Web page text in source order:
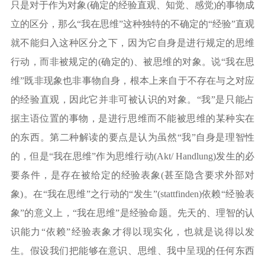
只是对于作为对象(确定的经验直观、知觉、感觉)的事物成
立的区分，那么“我在思维”这种独特的不确定的“经验”直观
就不能归入这种区分之下，因为它自身是进行规定的思维
行动，而非被规定的(确定的)、被思维的对象。说“我在思
维”既非现象也非事物自身，根本上来自于不存在与之对应
的经验直观，因此它并非可被认识的对象。“我”是只能占
据主语位置的事物，是进行思维而不能被思维的某种实在
的东西。第二种解读的要点是认为虽然“我”自身是理智性
的，但是“我在思维”作为思维行动(Akt/ Handlung)发生的必
要条件，是存在被给定的经验表象(甚至隐含要求外部对
象)。在“我在思维”之行动的“发生”(stattfinden)依赖“经验表
象”的意义上，“我在思维”是经验命题。先天的、理智的认
识能力“依赖”经验表象才得以现实化，也就是说得以发
生。假设我们把能够在意识、思维、我中呈现的任何东西